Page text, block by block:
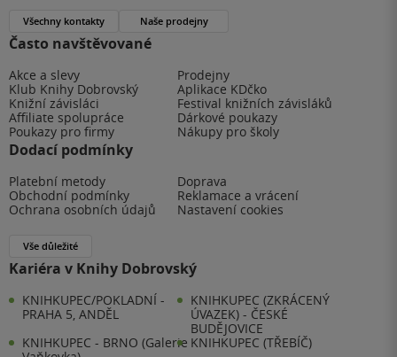
Často navštěvované
Akce a slevy
Prodejny
Klub Knihy Dobrovský
Aplikace KDčko
Knižní závisláci
Festival knižních závisláků
Affiliate spolupráce
Dárkové poukazy
Poukazy pro firmy
Nákupy pro školy
Dodací podmínky
Platební metody
Doprava
Obchodní podmínky
Reklamace a vrácení
Ochrana osobních údajů
Nastavení cookies
Vše důležité
Kariéra v Knihy Dobrovský
KNIHKUPEC/POKLADNÍ -
PRAHA 5, ANDĚL
KNIHKUPEC (ZKRÁCENÝ
ÚVAZEK) - ČESKÉ
BUDĚJOVICE
KNIHKUPEC - BRNO (Galerie KNIHKUPEC (TŘEBÍČ)
Všechny kontakty Naše prodejny